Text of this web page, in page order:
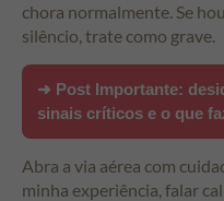
chora normalmente. Se
silêncio, trate como grave.
➜ Post Importante:
sinais críticos e o que
Abra a via aérea com
minha experiência, falar